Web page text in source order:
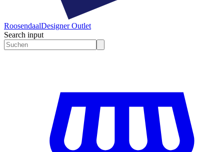
RoosendaalDesigner Outlet
Search input